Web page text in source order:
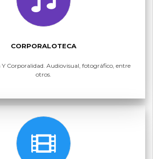
CORPORALOTECA
Y Corporalidad. Audiovisual, fotográfico, entre
otros.